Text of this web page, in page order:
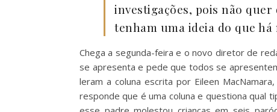
investigações, pois não
tenham uma ideia do que há
Chega a segunda-feira e o novo diretor de
se apresenta e pede que todos se
leram a coluna escrita por Eileen
responde que é uma coluna e questiona qual